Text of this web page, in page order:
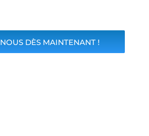
DÈS MAINTENANT !